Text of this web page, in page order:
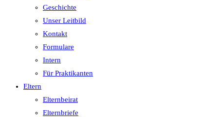
Geschichte
Unser Leitbild
Kontakt
Formulare
Intern
Für Praktikanten
Eltern
Elternbeirat
Elternbriefe